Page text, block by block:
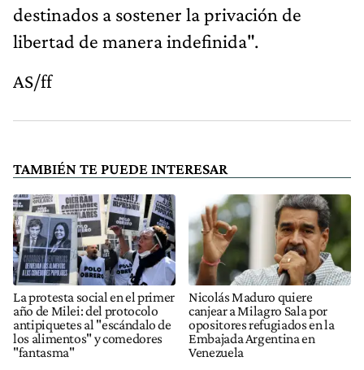
destinados a sostener la privación de
libertad de manera indefinida".
AS/ff
TAMBIÉN TE PUEDE INTERESAR
La protesta social en el primer
año de Milei: del protocolo
antipiquetes al "escándalo de
los alimentos" y comedores
"fantasma"
Nicolás Maduro quiere
canjear a Milagro Sala por
opositores refugiados en la
Embajada Argentina en
Venezuela